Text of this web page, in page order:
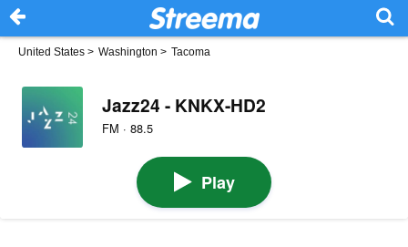
United States > Washington > Tacoma
Jazz24 - KNKX-HD2
FM · 88.5
Play